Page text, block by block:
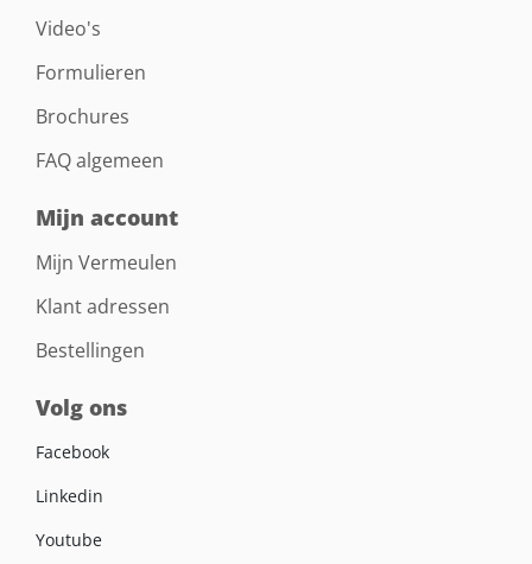
Video's
Formulieren
Brochures
FAQ algemeen
Mijn account
Mijn Vermeulen
Klant adressen
Bestellingen
Volg ons
Facebook
Linkedin
Youtube